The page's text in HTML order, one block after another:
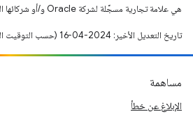
هي علامة تجارية مسجَّلة لشركة Oracle و/أو شركائها التابعين.
تاريخ التعديل الأخير: 2024-04-16 (حسب التوقيت العالمي المتفَّق عليه)
مساهمة
الإبلاغ عن خطأ